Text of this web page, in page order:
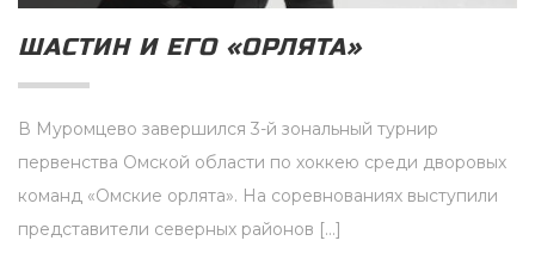
ШАСТИН И ЕГО «ОРЛЯТА»
В Муромцево завершился 3-й зональный турнир
первенства Омской области по хоккею среди дворовых
команд «Омские орлята». На соревнованиях выступили
представители северных районов […]